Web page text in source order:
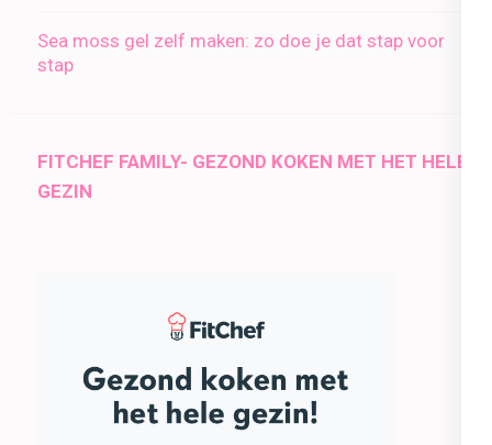
Sea moss gel zelf maken: zo doe je dat stap voor
stap
FITCHEF FAMILY- GEZOND KOKEN MET HET HELE
GEZIN